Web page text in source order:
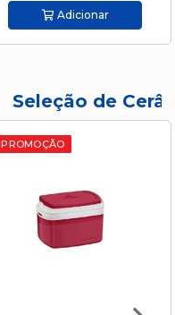
Adicionar
Seleção de
PROMOÇÃO